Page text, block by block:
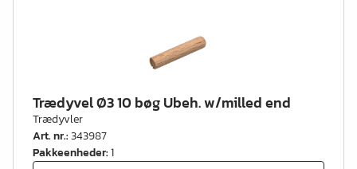
Trædyvel Ø3 10 bøg Ubeh. w/milled end
Trædyvler
Art. nr.:343987
Pakkeenheder:1